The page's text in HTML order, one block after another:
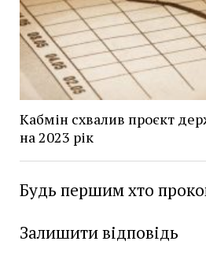
Кабмін схвалив проєкт
на 2023 рік
Будь першим хто
Залишити відповідь